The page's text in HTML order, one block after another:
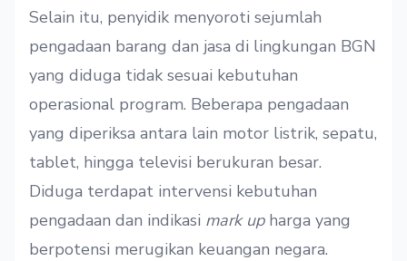
Selain itu, penyidik menyoroti sejumlah
pengadaan barang dan jasa di lingkungan BGN
yang diduga tidak sesuai kebutuhan
operasional program. Beberapa pengadaan
yang diperiksa antara lain motor listrik, sepatu,
tablet, hingga televisi berukuran besar.
Diduga terdapat intervensi kebutuhan
pengadaan dan indikasi mark upharga yang
berpotensi merugikan keuangan negara.